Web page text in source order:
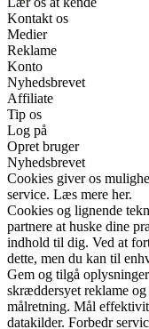
Kontakt os
Medier
Reklame
Konto
Nyhedsbrevet
Affiliate
Tip os
Log på
Opret bruger
Nyhedsbrevet
Cookies giver os
service. Læs mere her.
Cookies og lignende
partnere at huske dine
indhold til dig. Ved at
dette, men du kan til
Gem og tilgå
skræddersyet reklame
målretning. Mål
datakilder. Forbedr